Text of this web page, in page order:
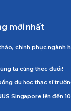
mới nhất
chinh phục ngành
ta cùng theo đuổi!
du học thạc sĩ
Singapore lên đến